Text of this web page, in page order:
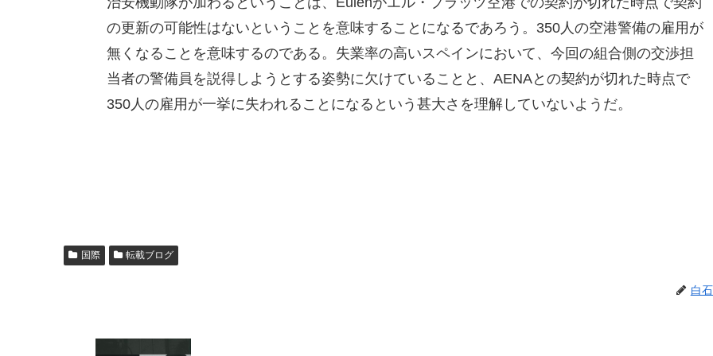
の更新の可能性はないということを意味することになるであろう。350人の空港警備の雇用が
無くなることを意味するのである。失業率の高いスペインにおいて、今回の組合側の交渉担
当者の警備員を説得しようとする姿勢に欠けていることと、AENAとの契約が切れた時点で
350人の雇用が一挙に失われることになるという甚大さを理解していないようだ。
国際 転載ブログ
白